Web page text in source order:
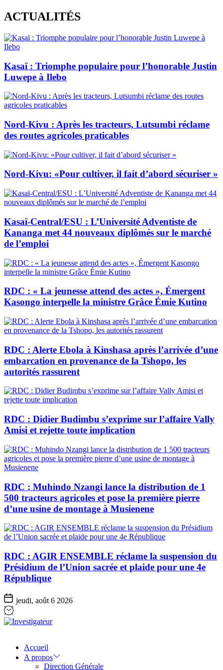
Skip
to
content
ACTUALITÉS
Kasaï : Triomphe populaire pour l’honorable Justin
Luwepe à Ilebo
Nord-Kivu : Après les tracteurs, Lutsumbi réclame
des routes agricoles praticables
Nord-Kivu: «Pour cultiver, il fait d’abord sécuriser »
Kasaï-Central/ESU : L’Université Adventiste de
Kananga met 44 nouveaux diplômés sur le marché
de l’emploi
RDC : « La jeunesse attend des actes », Émergent
Kasongo interpelle la ministre Grâce Émie Kutino
RDC : Alerte Ebola à Kinshasa après l’arrivée d’une
embarcation en provenance de la Tshopo, les
autorités rassurent
RDC : Didier Budimbu s’exprime sur l’affaire Vally
Amisi et rejette toute implication
RDC : Muhindo Nzangi lance la distribution de 1
500 tracteurs agricoles et pose la première pierre
d’une usine de montage à Musienene
RDC : AGIR ENSEMBLE réclame la suspension du
Présidium de l’Union sacrée et plaide pour une 4e
République
jeudi, août 6 2026
Accueil
A propos
Direction Générale